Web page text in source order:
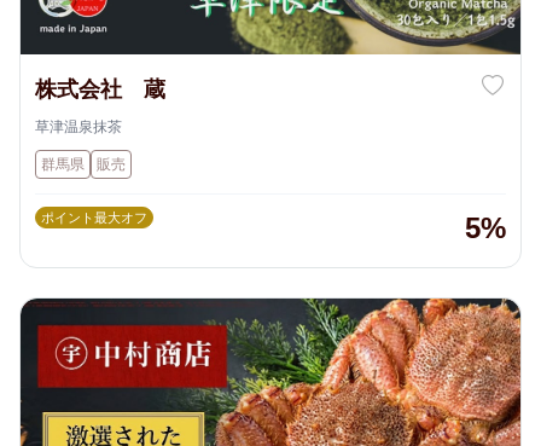
株式会社 蔵
草津温泉抹茶
群馬県 販売
ポイント最大オフ 5%